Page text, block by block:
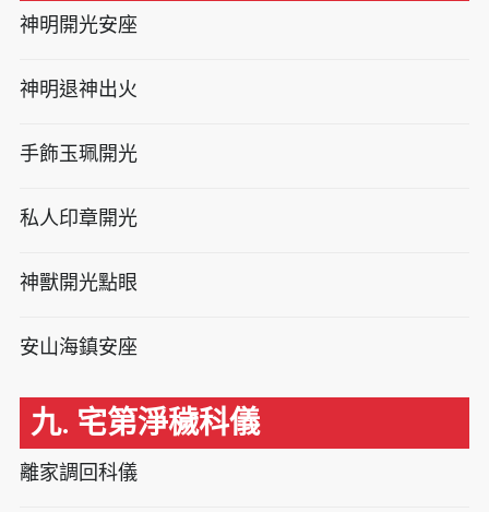
神明開光安座
神明退神出火
手飾玉珮開光
私人印章開光
神獸開光點眼
安山海鎮安座
九. 宅第淨穢科儀
離家調回科儀